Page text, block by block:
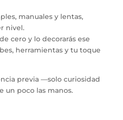
manuales y lentas,
nivel.
cero y lo decorarás ese
herramientas y tu toque
previa —solo curiosidad
un poco las manos.